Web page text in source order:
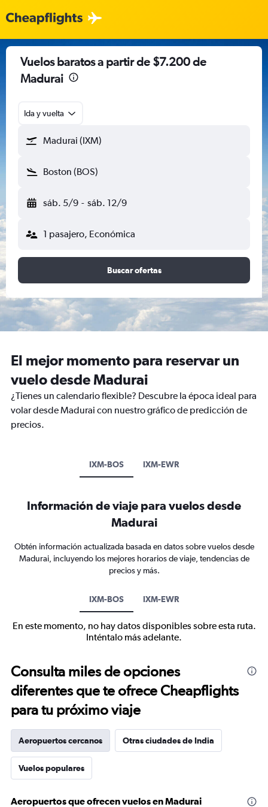
Vuelos baratos a partir de $7.200 de
Madurai
Ida y vuelta
Madurai (IXM)
Boston (BOS)
sáb. 5/9 - sáb. 12/9
1 pasajero, Económica
Buscar ofertas
El mejor momento para reservar un
vuelo desde Madurai
¿Tienes un calendario flexible? Descubre la época ideal para
volar desde Madurai con nuestro gráfico de predicción de
precios.
IXM-BOS IXM-EWR
Información de viaje para vuelos desde
Madurai
Obtén información actualizada basada en datos sobre vuelos desde
Madurai, incluyendo los mejores horarios de viaje, tendencias de
precios y más.
IXM-BOS IXM-EWR
En este momento, no hay datos disponibles sobre esta ruta.
Inténtalo más adelante.
Consulta miles de opciones
diferentes que te ofrece Cheapflights
para tu próximo viaje
Aeropuertos cercanos Otras ciudades de India
Vuelos populares
Aeropuertos que ofrecen vuelos en Madurai